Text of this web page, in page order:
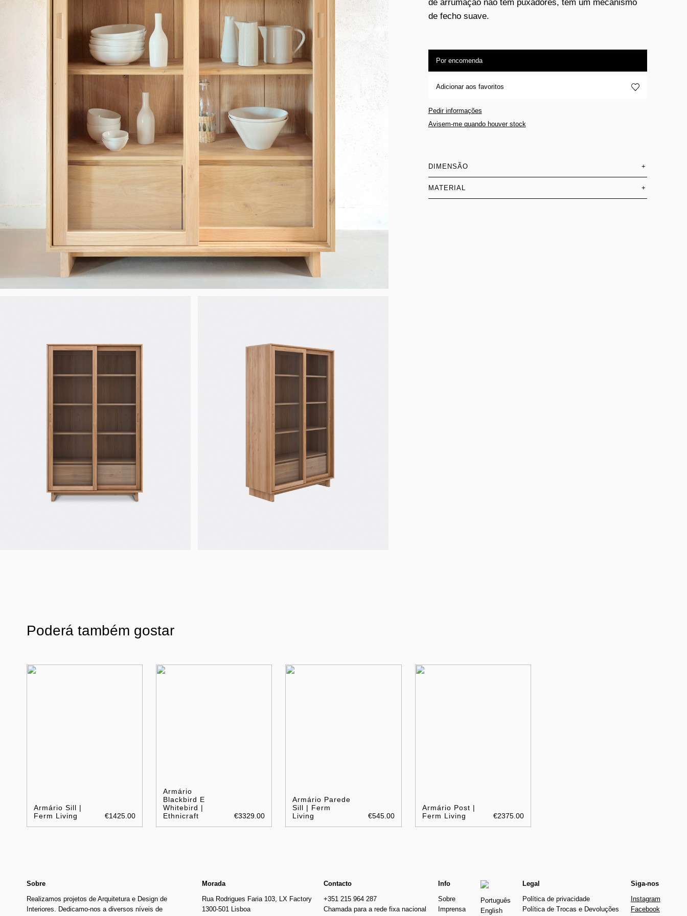
de arrumação não têm puxadores, tem um mecanismo
de fecho suave.
Por encomenda
Adicionar aos favoritos
Pedir informações
Avisem-me quando houver stock
DIMENSÃO +
MATERIAL +
Poderá também gostar
Armário Sill |
Ferm Living
€1425.00
Armário
Blackbird E
Whitebird |
Ethnicraft
€3329.00
Armário Parede
Sill | Ferm
Living
€545.00
Armário Post |
Ferm Living
€2375.00
Sobre
Realizamos projetos de Arquitetura e Design de
Interiores. Dedicamo-nos a diversos níveis de
Morada
Rua Rodrigues Faria 103, LX Factory
1300-501 Lisboa
Contacto
+351 215 964 287
Chamada para a rede fixa nacional
Info
Sobre
Imprensa
Português
English
Legal
Política de privacidade
Política de Trocas e Devoluções
Siga-nos
Instagram
Facebook